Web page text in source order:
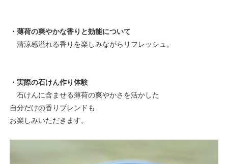
・薄荷の爽やかな香りと効能について
清涼感溢れる香りを楽しみながらリフレッシュ。
・実際の石けん作り体験
石けんに含ませる薄荷の爽やかさを活かした
自分だけの香りブレンドも
お楽しみいただきます。